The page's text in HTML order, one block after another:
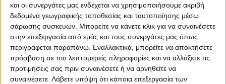
και οι συνεργάτες μας ενδέχεται να χρησιμοποιήσουμε ακριβή
δεδομένα γεωγραφικής τοποθεσίας και ταυτοποίησης μέσω
σάρωσης συσκευών. Μπορείτε να κάνετε κλικ για να συναινέσετε
στην επεξεργασία από εμάς και τους συνεργάτες μας όπως
περιγράφεται παραπάνω. Εναλλακτικά, μπορείτε να αποκτήσετε
πρόσβαση σε πιο λεπτομερείς πληροφορίες και να αλλάξετε τις
προτιμήσεις σας πριν συναινέσετε ή να αρνηθείτε να
συναινέσετε. Λάβετε υπόψη ότι κάποια επεξεργασία των